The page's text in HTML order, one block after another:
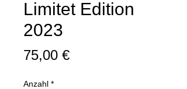
Limitet Edition
2023
75,00 €Preis
Anzahl *